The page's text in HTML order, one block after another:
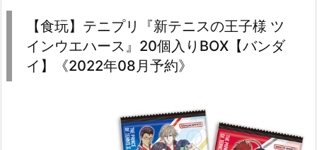
【食玩】テニプリ『新テニスの王子様 ツ
インウエハース』20個入りBOX【バンダ
イ】《2022年08月予約》